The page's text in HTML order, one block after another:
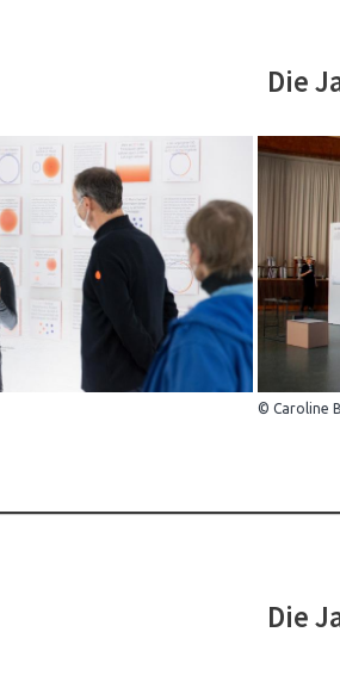
Die
© Caroline
Die